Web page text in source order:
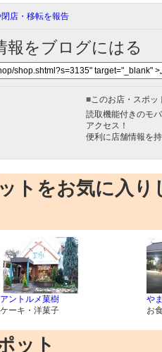
店・移転を報告
報をブログにはる
■このお店・スポッ
読取機能付きのモ
アクセス！
便利に店舗情報を
トをお気に入
アントルメ菓樹
ケーキ・洋菓子
や
お
ット